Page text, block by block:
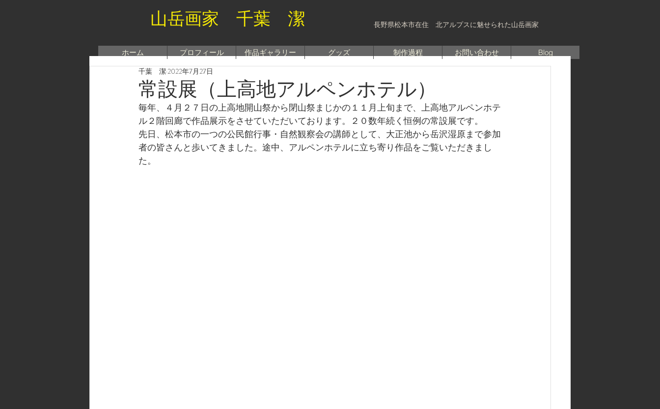
山岳画家 千葉 潔 長野県松本市在住 北アルプスに魅せられた山岳画家
ホーム プロフィール 作品ギャラリー グッズ 制作過程 お問い合わせ Blog
常設展（上高地アルペンホテル）
千葉 潔 2022年7月27日
毎年、４月２７日の上高地開山祭から閉山祭まじかの１１月上旬まで、上高地アルペンホテ
ル２階回廊で作品展示をさせていただいております。２０数年続く恒例の常設展です。
先日、松本市の一つの公民館行事・自然観察会の講師として、大正池から岳沢湿原まで参加
者の皆さんと歩いてきました。途中、アルペンホテルに立ち寄り作品をご覧いただきまし
た。